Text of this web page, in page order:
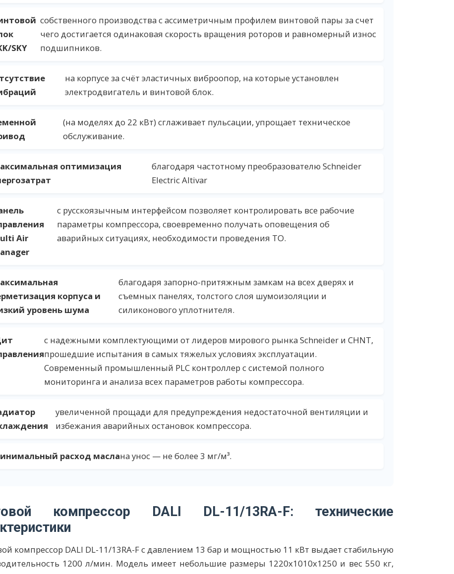
SKY
собственного производства с ассиметричным профилем винтовой пары за счет
чего достигается одинаковая скорость вращения роторов и равномерный износ
подшипников.
на корпусе за счёт эластичных виброопор, на которые установлен
электродвигатель и винтовой блок.
(на моделях до 22 кВт) сглаживает пульсации, упрощает техническое
обслуживание.
оптимизация
благодаря частотному преобразователю Schneider
Electric Altivar
Air
с русскоязычным интерфейсом позволяет контролировать все рабочие
параметры компрессора, своевременно получать оповещения об
аварийных ситуациях, необходимости проведения ТО.
корпуса и
уровень шума
благодаря запорно-притяжным замкам на всех дверях и
съемных панелях, толстого слоя шумоизоляции и
силиконового уплотнителя.
с надежными комплектующими от лидеров мирового рынка Schneider и CHNT,
прошедшие испытания в самых тяжелых условиях эксплуатации.
Современный промышленный PLC контроллер с системой полного
мониторинга и анализа всех параметров работы компрессора.
увеличенной прощади для предупреждения недостаточной вентиляции и
избежания аварийных остановок компрессора.
расход маслана унос — не более 3 мг/м³.
компрессор DALI DL-11/13RA-F: технические
компрессор DALI DL-11/13RA-F с давлением 13 бар и мощностью 11 кВт выдает стабильную
1200 л/мин. Модель имеет небольшие размеры 1220x1010x1250 и вес 550 кг,